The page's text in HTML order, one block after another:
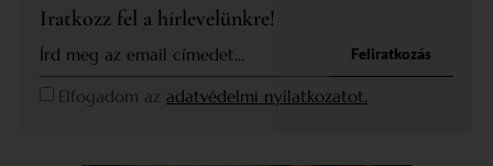
Iratkozz fel a hírlevelünkre!
Elfogadom az adatvédelmi nyilatkozatot.
Feliratkozás